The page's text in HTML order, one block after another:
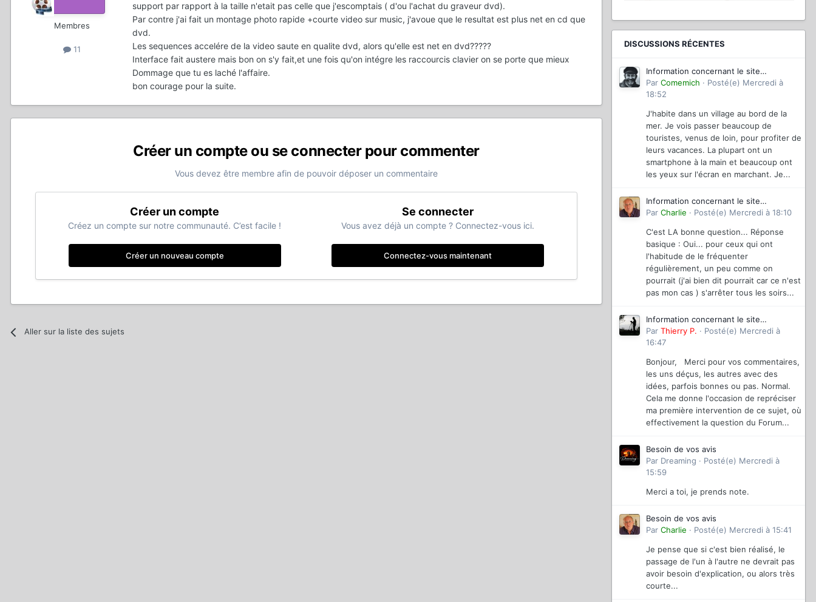
Membres
11
support par rapport à la taille n'etait pas celle que j'escomptais ( d'ou l'achat du graveur dvd).
Par contre j'ai fait un montage photo rapide +courte video sur music, j'avoue que le resultat est plus net en cd que
dvd.
Les sequences accelére de la video saute en qualite dvd, alors qu'elle est net en dvd?????
Interface fait austere mais bon on s'y fait,et une fois qu'on intégre les raccourcis clavier on se porte que mieux
Dommage que tu es laché l'affaire.
bon courage pour la suite.
Créer un compte ou se connecter pour commenter
Vous devez être membre afin de pouvoir déposer un commentaire
Créer un compte
Créez un compte sur notre communauté. C’est facile !
Créer un nouveau compte
Se connecter
Vous avez déjà un compte ? Connectez-vous ici.
Connectez-vous maintenant
Aller sur la liste des sujets
DISCUSSIONS RÉCENTES
Information concernant le site
magazinevideo
Par Comemich · Posté(e) Mercredi à
18:52
J'habite dans un village au bord de la
mer. Je vois passer beaucoup de
touristes, venus de loin, pour profiter de
leurs vacances. La plupart ont un
smartphone à la main et beaucoup ont
les yeux sur l'écran en marchant. Je...
Information concernant le site
magazinevideo
Par Charlie · Posté(e) Mercredi à 18:10
C'est LA bonne question... Réponse
basique : Oui... pour ceux qui ont
l'habitude de le fréquenter
régulièrement, un peu comme on
pourrait (j'ai bien dit pourrait car ce n'est
pas mon cas ) s'arrêter tous les soirs...
Information concernant le site
magazinevideo
Par Thierry P. · Posté(e) Mercredi à
16:47
Bonjour, Merci pour vos commentaires,
les uns déçus, les autres avec des
idées, parfois bonnes ou pas. Normal.
Cela me donne l'occasion de repréciser
ma première intervention de ce sujet, où
effectivement la question du Forum...
Besoin de vos avis
Par Dreaming · Posté(e) Mercredi à
15:59
Merci a toi, je prends note.
Besoin de vos avis
Par Charlie · Posté(e) Mercredi à 15:41
Je pense que si c'est bien réalisé, le
passage de l'un à l'autre ne devrait pas
avoir besoin d'explication, ou alors très
courte...